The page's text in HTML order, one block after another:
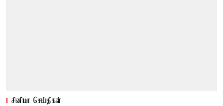
சினிமா செய்திகள்